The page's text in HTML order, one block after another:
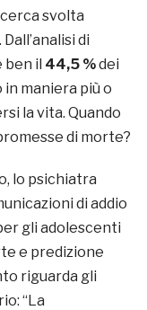
svolta
di
il 44,5 %dei
maniera più o
la vita. Quando
di morte?
lo psichiatra
di addio
gli adolescenti
e predizione
riguarda gli
“La